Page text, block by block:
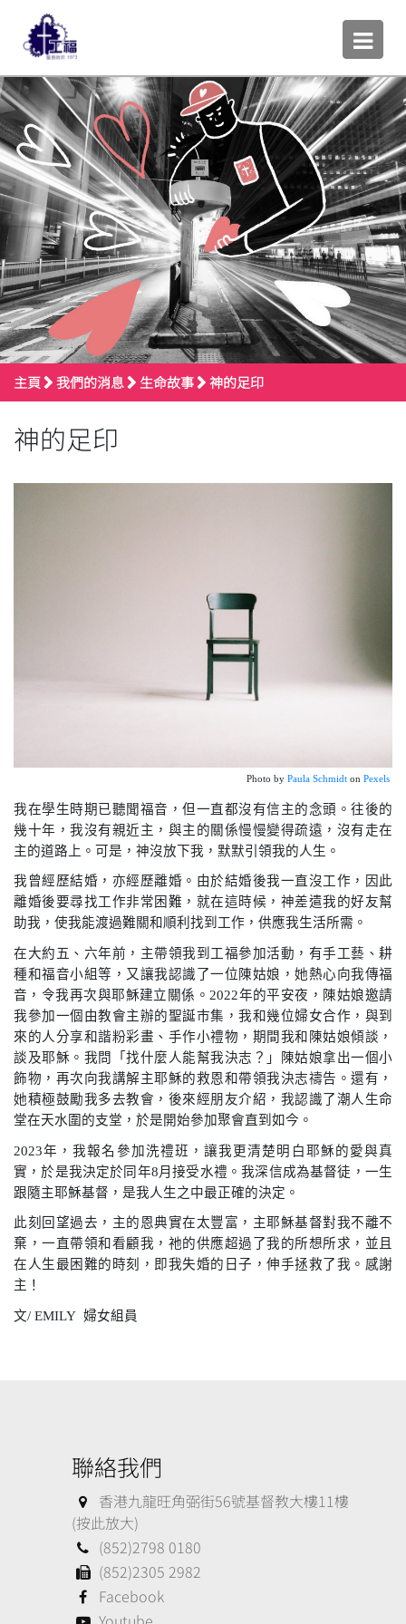
主頁 我們的消息 生命故事 神的足印
神的足印
Photo by Paula Schmidt on Pexels
我在學生時期已聽聞福音，但一直都沒有信主的念頭。往後的
幾十年，我沒有親近主，與主的關係慢慢變得疏遠，沒有走在
主的道路上。可是，神沒放下我，默默引領我的人生。
我曾經歷結婚，亦經歷離婚。由於結婚後我一直沒工作，因此
離婚後要尋找工作非常困難，就在這時候，神差遣我的好友幫
助我，使我能渡過難關和順利找到工作，供應我生活所需。
在大約五、六年前，主帶領我到工福參加活動，有手工藝、耕
種和福音小組等，又讓我認識了一位陳姑娘，她熱心向我傳福
音，令我再次與耶穌建立關係。 2022年的平安夜，陳姑娘邀請
我參加一個由教會主辦的聖誕巿集，我和幾位婦女合作，與到
來的人分享和諧粉彩畫、手作小禮物，期間我和陳姑娘傾談，
談及耶穌。我問「找什麼人能幫我決志？」陳姑娘拿出一個小
飾物，再次向我講解主耶穌的救恩和帶領我決志禱告。還有，
她積極鼓勵我多去教會，後來經朋友介紹，我認識了潮人生命
堂在天水圍的支堂，於是開始參加聚會直到如今。
2023年，我報名參加洗禮班，讓我更清楚明白耶穌的愛與真
實，於是我決定於同年8月接受水禮。我深信成為基督徒，一生
跟隨主耶穌基督，是我人生之中最正確的決定。
此刻回望過去，主的恩典實在太豐富，主耶穌基督對我不離不
棄，一直帶領和看顧我，祂的供應超過了我的所想所求，並且
在人生最困難的時刻，即我失婚的日子，伸手拯救了我。感謝
主！
文/ EMILY 婦女組員
聯絡我們
香港九龍旺角弼街56號基督教大樓11樓
(按此放大)
(852)2798 0180
(852)2305 2982
Facebook